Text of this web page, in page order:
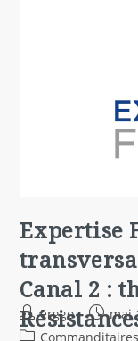
Expertise
Canal 2 :
erggo
mai
Commanditaires